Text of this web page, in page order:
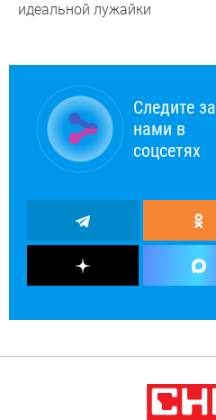
идеальной лужайки
Следите за
нами в
соцсетях